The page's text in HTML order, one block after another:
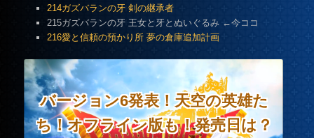
214ガズバランの牙 剣の継承者
215ガズバランの牙 王女と牙とぬいぐるみ ←今ココ
216愛と信頼の預かり所 夢の倉庫追加計画
バージョン6発表！天空の英雄た
ち！オフライン版も！発売日は？